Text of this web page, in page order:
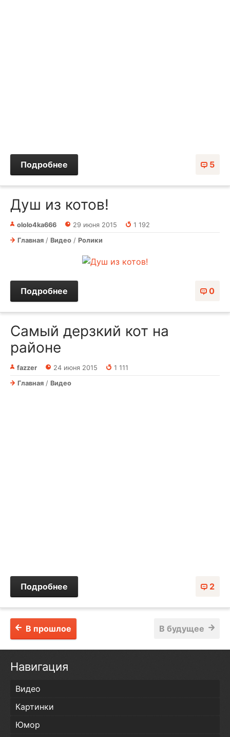
5
Подробнее
Душ из котов!
ololo4ka666 29 июня 2015
1 192
Главная / Видео / Ролики
0
Подробнее
Самый дерзкий кот на
районе
fazzer 24 июня 2015
1 111
Главная / Видео
2
Подробнее
В будущее
В прошлое
Навигация
Видео
Картинки
Юмор